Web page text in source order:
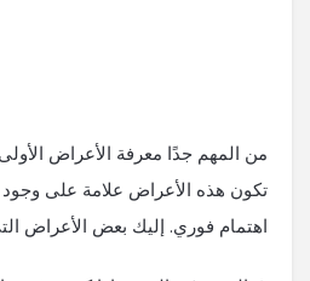
من المهم جدًا معرفة الأعراض
تكون هذه الأعراض علامة على
اهتمام فوري. إليك بعض الأعراض